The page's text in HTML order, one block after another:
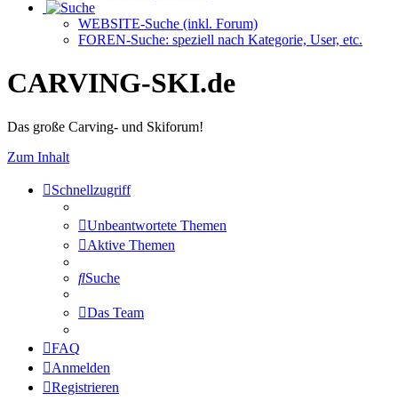
WEBSITE-Suche (inkl. Forum)
FOREN-Suche: speziell nach Kategorie, User, etc.
CARVING-SKI.de
Das große Carving- und Skiforum!
Zum Inhalt
Schnellzugriff
Unbeantwortete Themen
Aktive Themen
Suche
Das Team
FAQ
Anmelden
Registrieren